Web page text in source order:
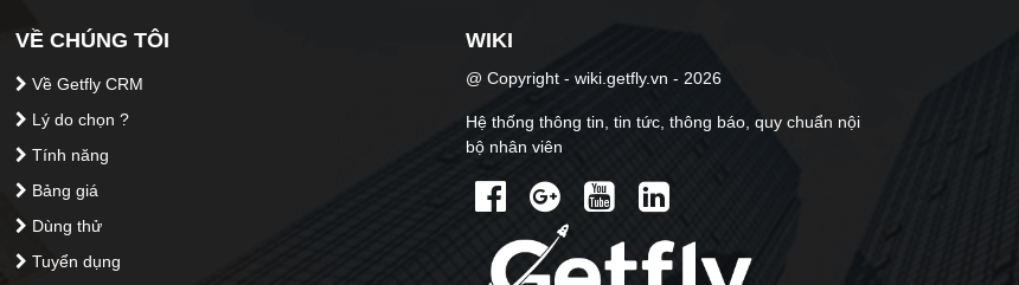
VỀ CHÚNG TÔI
Về Getfly CRM
Lý do chọn ?
Tính năng
Bảng giá
Dùng thử
Tuyển dụng
WIKI
@ Copyright - wiki.getfly.vn - 2026
Hệ thống thông tin, tin tức, thông báo, quy chuẩn nội
bộ nhân viên